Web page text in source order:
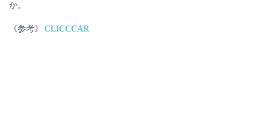
か。
《参考》 CLICCCAR